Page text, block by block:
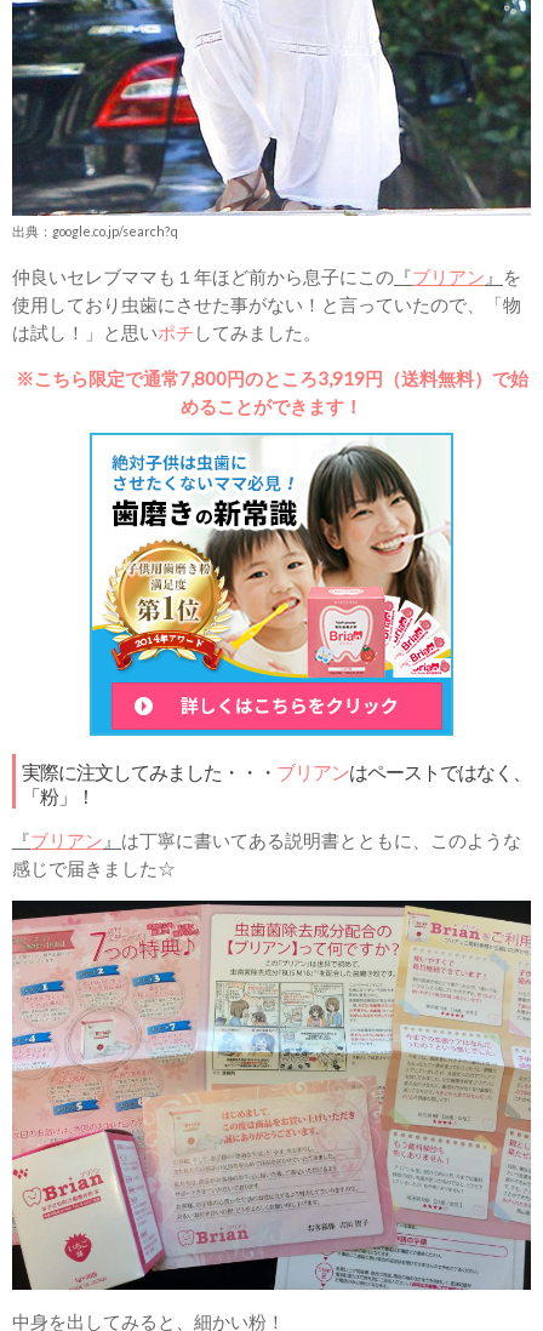
出典：google.co.jp/search?q
仲良いセレブママも１年ほど前から息子にこの 『ブリアン 』
を
使用しており虫歯にさせた事がない！と言っていたので、「物
は試し！」と思いポチ してみました。
※こちら限定で通常7,800円のところ3,919円（送料無料）で始
めることができます！
実際に注文してみました・・・ ブリアンはペーストではなく、
「粉」！
『ブリアン 』 は丁寧に書いてある説明書とともに、このような
感じで届きました☆
中身を出してみると、細かい粉！